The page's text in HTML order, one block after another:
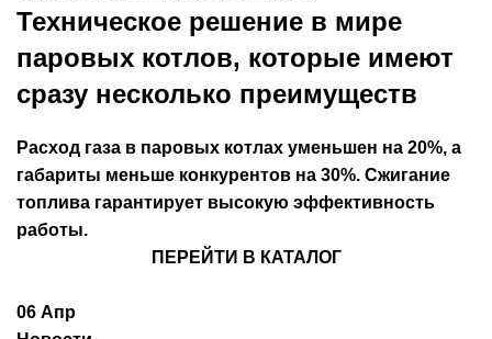
Техническое решение в мире
паровых котлов, которые имеют
сразу несколько преимуществ
Расход газа в паровых котлах уменьшен на 20%, а
габариты меньше конкурентов на 30%. Сжигание
топлива гарантирует высокую эффективность
работы.
ПЕРЕЙТИ В КАТАЛОГ
06 Апр